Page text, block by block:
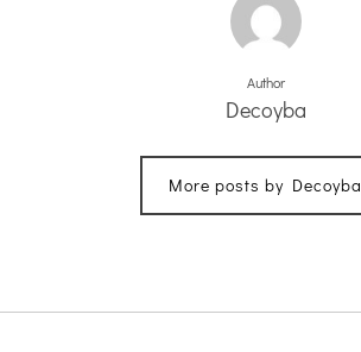
Author
Decoyba
More posts by Decoyba